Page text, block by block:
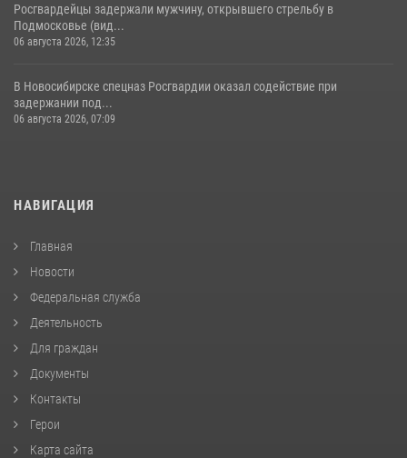
Росгвардейцы задержали мужчину, открывшего стрельбу в
Подмосковье (вид...
06 августа 2026, 12:35
В Новосибирске спецназ Росгвардии оказал содействие при
задержании под...
06 августа 2026, 07:09
НАВИГАЦИЯ
Главная
Новости
Федеральная служба
Деятельность
Для граждан
Документы
Контакты
Герои
Карта сайта